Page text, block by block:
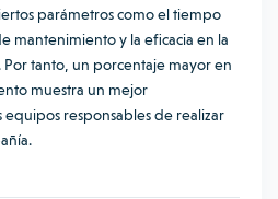
parámetros como el tiempo
mantenimiento y la eficacia en la
Por tanto, un porcentaje mayor en
muestra un mejor
responsables de realizar